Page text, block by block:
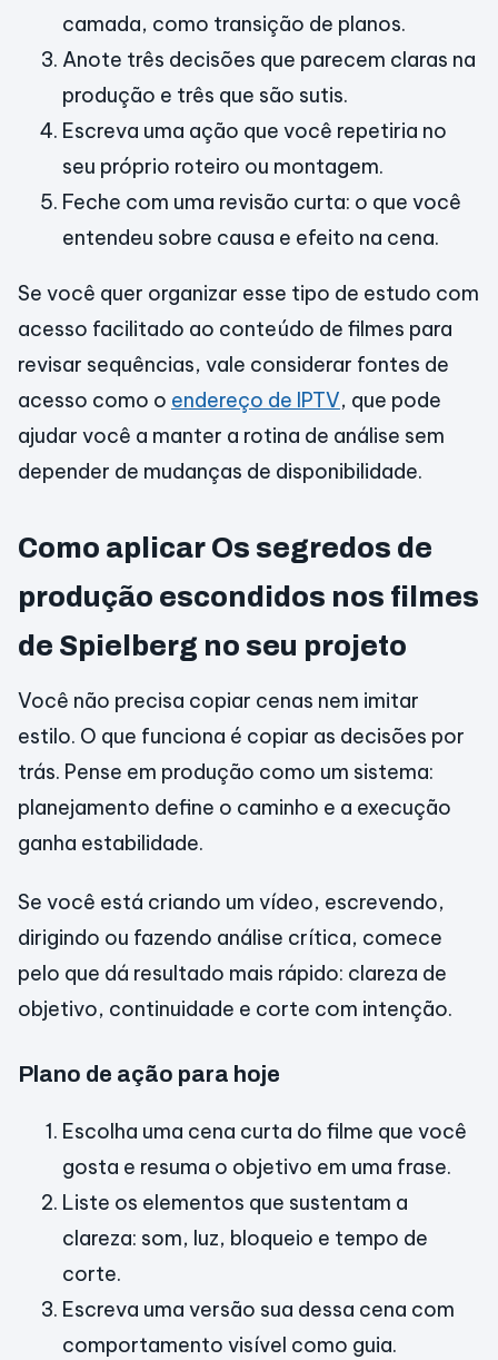
camada, como transição de planos.
Anote três decisões que parecem claras na
produção e três que são sutis.
Escreva uma ação que você repetiria no
seu próprio roteiro ou montagem.
Feche com uma revisão curta: o que você
entendeu sobre causa e efeito na cena.
Se você quer organizar esse tipo de estudo com
acesso facilitado ao conteúdo de filmes para
revisar sequências, vale considerar fontes de
acesso como o endereço de IPTV, que pode
ajudar você a manter a rotina de análise sem
depender de mudanças de disponibilidade.
Como aplicar Os segredos de
produção escondidos nos filmes
de Spielberg no seu projeto
Você não precisa copiar cenas nem imitar
estilo. O que funciona é copiar as decisões por
trás. Pense em produção como um sistema:
planejamento define o caminho e a execução
ganha estabilidade.
Se você está criando um vídeo, escrevendo,
dirigindo ou fazendo análise crítica, comece
pelo que dá resultado mais rápido: clareza de
objetivo, continuidade e corte com intenção.
Plano de ação para hoje
Escolha uma cena curta do filme que você
gosta e resuma o objetivo em uma frase.
Liste os elementos que sustentam a
clareza: som, luz, bloqueio e tempo de
corte.
Escreva uma versão sua dessa cena com
comportamento visível como guia.